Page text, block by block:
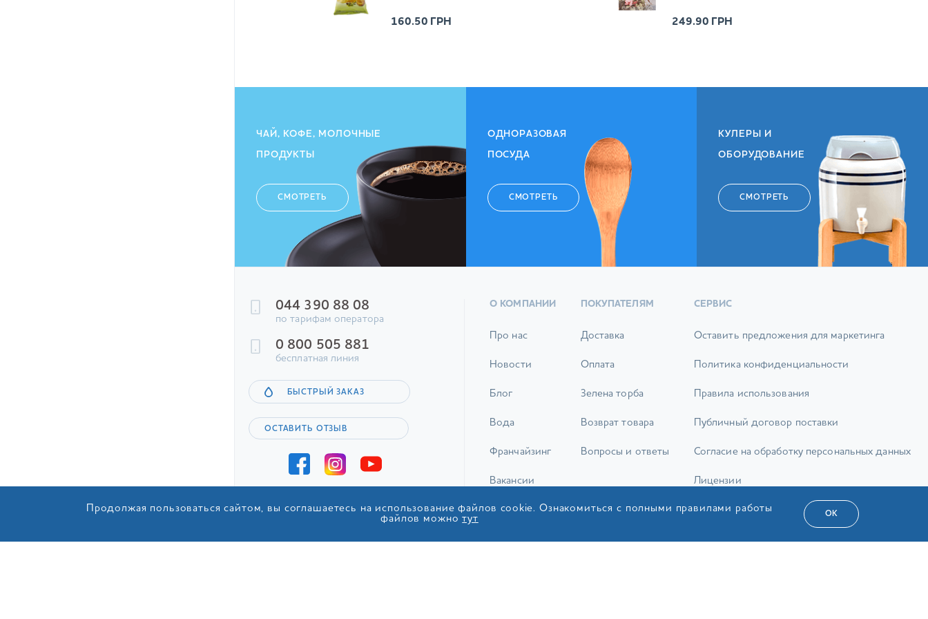
160.50 ГРН 249.90 ГРН
ЧАЙ, КОФЕ, МОЛОЧНЫЕ
ПРОДУКТЫ
СМОТРЕТЬ
ОДНОРАЗОВАЯ
ПОСУДА
СМОТРЕТЬ
КУЛЕРЫ И
ОБОРУДОВАНИЕ
СМОТРЕТЬ
044 390 88 08
по тарифам оператора
0 800 505 881
бесплатная линия
БЫСТРЫЙ ЗАКАЗ
ОСТАВИТЬ ОТЗЫВ
О КОМПАНИИ
Про нас
Новости
Блог
Вода
Франчайзинг
Вакансии
Контакты
ПОКУПАТЕЛЯМ
Доставка
Оплата
Зелена торба
Возврат товара
Вопросы и ответы
СЕРВИС
Оставить предложения для маркетинга
Политика конфиденциальности
Правила использования
Публичный договор поставки
Согласие на обработку персональных данных
Лицензии
Карта сайта
Продолжая пользоваться сайтом, вы соглашаетесь на использование файлов cookie. Ознакомиться с полными правилами работы
файлов можно тут ОК